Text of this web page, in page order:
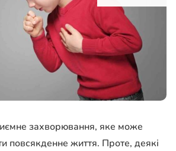
захворювання, яке може
повсякденне життя. Проте, деякі